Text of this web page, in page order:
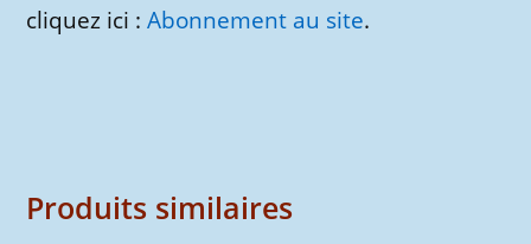
cliquez ici :Abonnement au site.
Produits similaires